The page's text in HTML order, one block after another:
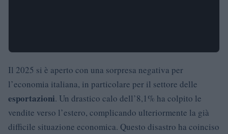
Il 2025 si è aperto con una sorpresa negativa per
l’economia italiana, in particolare per il settore delle
esportazioni. Un drastico calo dell’8,1% ha colpito le
vendite verso l’estero, complicando ulteriormente la già
difficile situazione economica. Questo disastro ha coinciso